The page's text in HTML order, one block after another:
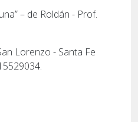
– de Roldán - Prof.
Lorenzo - Santa Fe